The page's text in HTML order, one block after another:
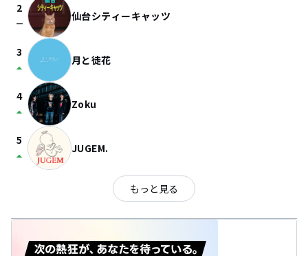
2
check_indeterminate_small 仙台シティーキャッツ
3
arrow_drop_up 月と徒花
4
arrow_drop_up Zoku
5
arrow_drop_up JUGEM.
もっと見る